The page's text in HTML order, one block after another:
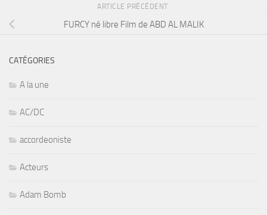
ARTICLE PRÉCÉDENT
FURCY né libre Film de ABD AL MALIK
CATÉGORIES
A la une
AC/DC
accordeoniste
Acteurs
Adam Bomb